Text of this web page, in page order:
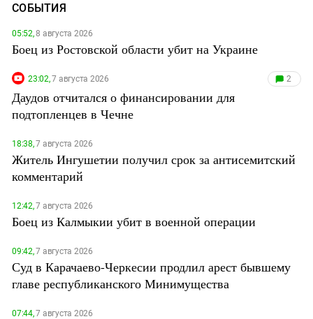
СОБЫТИЯ
05:52,8 августа 2026
Боец из Ростовской области убит на Украине
23:02,7 августа 2026 2
Даудов отчитался о финансировании для
подтопленцев в Чечне
18:38,7 августа 2026
Житель Ингушетии получил срок за антисемитский
комментарий
12:42,7 августа 2026
Боец из Калмыкии убит в военной операции
09:42,7 августа 2026
Суд в Карачаево-Черкесии продлил арест бывшему
главе республиканского Минимущества
07:44,7 августа 2026